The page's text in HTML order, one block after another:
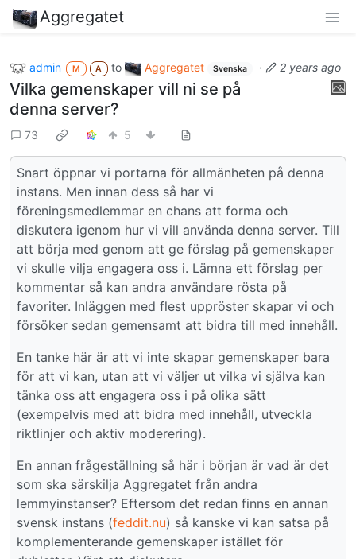
Aggregatet
admin M A to Aggregatet Svenska · 2 years ago
Vilka gemenskaper vill ni se på
denna server?
73 5
Snart öppnar vi portarna för allmänheten på denna
instans. Men innan dess så har vi
föreningsmedlemmar en chans att forma och
diskutera igenom hur vi vill använda denna server. Till
att börja med genom att ge förslag på gemenskaper
vi skulle vilja engagera oss i. Lämna ett förslag per
kommentar så kan andra användare rösta på
favoriter. Inläggen med flest uppröster skapar vi och
försöker sedan gemensamt att bidra till med innehåll.
En tanke här är att vi inte skapar gemenskaper bara
för att vi kan, utan att vi väljer ut vilka vi själva kan
tänka oss att engagera oss i på olika sätt
(exempelvis med att bidra med innehåll, utveckla
riktlinjer och aktiv moderering).
En annan frågeställning så här i början är vad är det
som ska särskilja Aggregatet från andra
lemmyinstanser? Eftersom det redan finns en annan
svensk instans (feddit.nu) så kanske vi kan satsa på
komplementerande gemenskaper istället för